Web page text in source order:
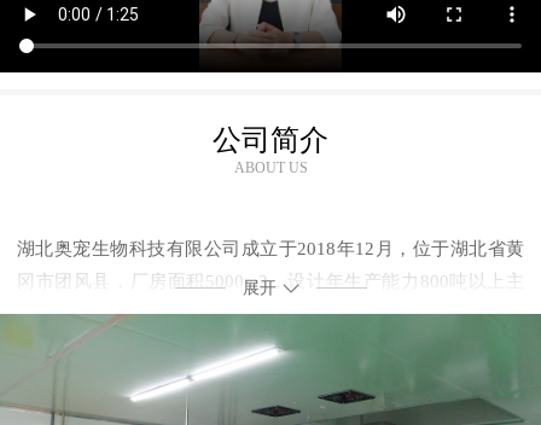
公司简介
ABOUT US
湖北奥宠生物科技有限公司成立于2018年12月，位于湖北省黄
冈市团风县，厂房面积5000m2，设计年生产能力800吨以上主
要生产各类宠物维生素预混料、微量元素预混料、复合预混料。
公司前期投入500余万，拥有生产区、行政区、生活区分开互不
妨碍，厂区平整，周边无污染，预混料生产线按工艺要求合理布
局，主要设备为不锈钢材质，与物料直接接触部位采用304优质
展开